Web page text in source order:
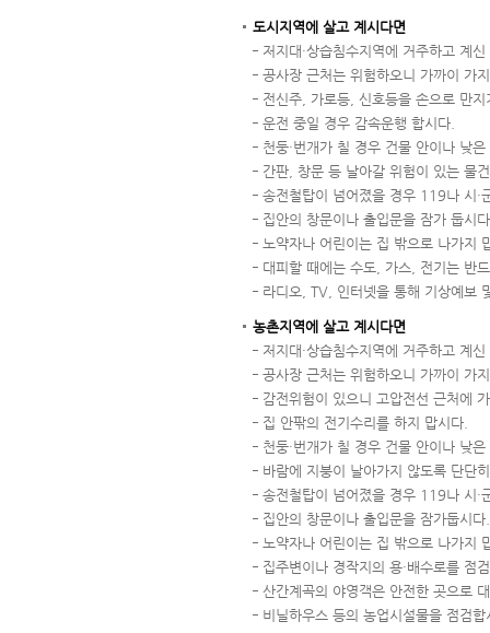
도시지역에 살고 계시다면
저지대·상습침수지역에 거주하고 계
공사장 근처는 위험하오니 가까이 가
전신주, 가로등, 신호등을 손으로 만
운전 중일 경우 감속운행 합시다.
천둥·번개가 칠 경우 건물 안이나 낮
간판, 창문 등 날아갈 위험이 있는 물
송전철탑이 넘어졌을 경우 119나 시·
집안의 창문이나 출입문을 잠가 둡시
노약자나 어린이는 집 밖으로 나가지
대피할 때에는 수도, 가스, 전기는 반
라디오, TV, 인터넷을 통해 기상예보
농촌지역에 살고 계시다면
저지대·상습침수지역에 거주하고 계
공사장 근처는 위험하오니 가까이 가
감전위험이 있으니 고압전선 근처에
집 안팎의 전기수리를 하지 맙시다.
천둥·번개가 칠 경우 건물 안이나 낮
바람에 지붕이 날아가지 않도록 단단
송전철탑이 넘어졌을 경우 119나 시·
집안의 창문이나 출입문을 잠가둡시다.
노약자나 어린이는 집 밖으로 나가지
집주변이나 경작지의 용·배수로를 점
산간계곡의 야영객은 안전한 곳으로
비닐하우스 등의 농업시설물을 점검합